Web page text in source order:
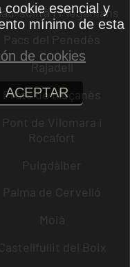
solità i Plegamans
Pacs del Penedès
Rajadell
Prats de Lluçanès
Pont de Vilomara i
Rocafort
Puigdàlber
Palma de Cervelló
Moià
Castellfullit del Boix
cookie esencial y
mínimo de esta
de cookies
ACEPTAR